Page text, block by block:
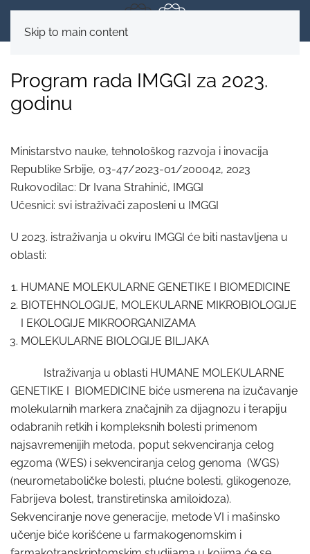
Skip to main content
Program rada IMGGI za 2023.
godinu
Ministarstvo nauke, tehnološkog razvoja i inovacija
Republike Srbije, 03-47/2023-01/200042, 2023
Rukovodilac: Dr Ivana Strahinić, IMGGI
Učesnici: svi istraživači zaposleni u IMGGI
U 2023. istraživanja u okviru IMGGI će biti nastavljena u
oblasti:
HUMANE MOLEKULARNE GENETIKE I BIOMEDICINE
BIOTEHNOLOGIJE, MOLEKULARNE MIKROBIOLOGIJE
I EKOLOGIJE MIKROORGANIZAMA
MOLEKULARNE BIOLOGIJE BILJAKA
Istraživanja u oblasti HUMANE MOLEKULARNE
GENETIKE I BIOMEDICINE biće usmerena na izučavanje
molekularnih markera značajnih za dijagnozu i terapiju
odabranih retkih i kompleksnih bolesti primenom
najsavremenijih metoda, poput sekvenciranja celog
egzoma (WES) i sekvenciranja celog genoma (WGS)
(neurometaboličke bolesti, plućne bolesti, glikogenoze,
Fabrijeva bolest, transtiretinska amiloidoza).
Sekvenciranje nove generacije, metode VI i mašinsko
učenje biće korišćene u farmakogenomskim i